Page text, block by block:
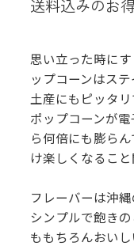
送料込みのお
思い立った時に
ップコーンはス
土産にもピッタリ
ポップコーンが
ら何倍にも膨ら
け楽しくなること
フレーバーは沖
シンプルで飽き
ももちろんおい